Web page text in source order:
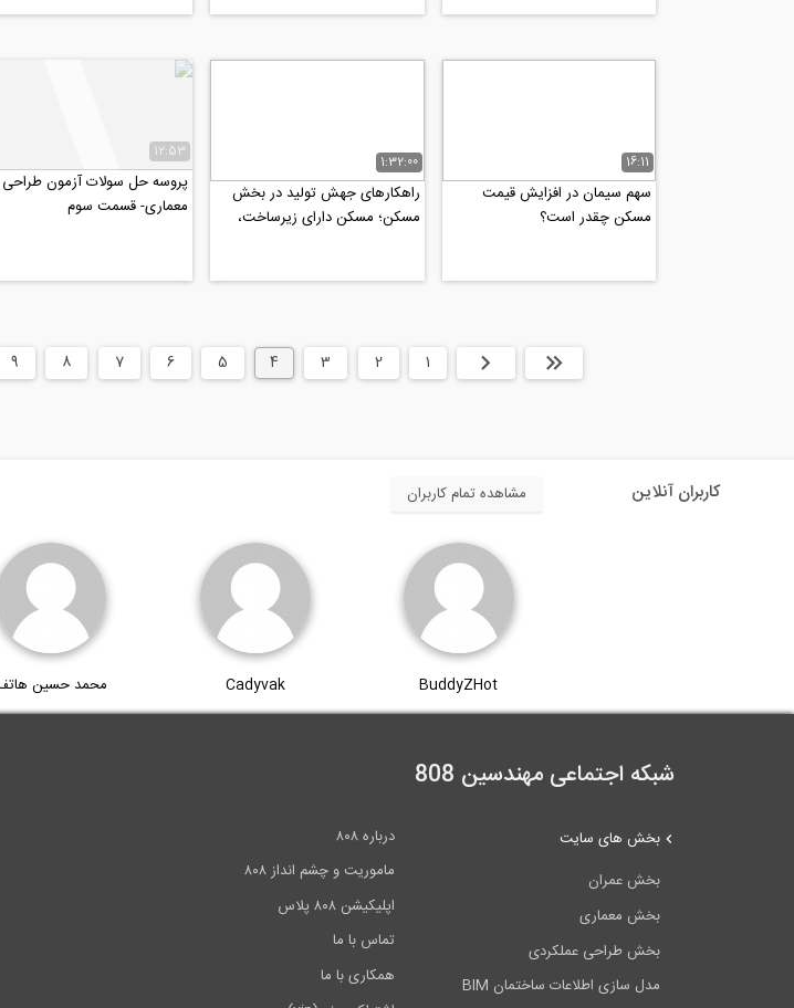
16:11
سهم سیمان در افزایش قیمت
مسکن چقدر است؟
1:32:00
راهکارهای جهش تولید در بخش
مسکن؛ مسکن دارای زیرساخت،
12:53
پروسه حل سولات آزمون طراحی
معماری- قسمت سوم
ابتدا قبلی 1
2
3
4
5
6
7
8
9
کاربران آنلاین مشاهده تمام کاربران
BuddyZHot
Cadyvak محمد حسین
شبکه اجتماعی مهندسین 808
درباره ۸۰۸
ماموریت و چشم انداز ۸۰۸
اپلیکیشن ۸۰۸ پلاس
تماس با ما
همکاری با ما
بخش های سایت
بخش عمران
بخش معماری
بخش طراحی عملکردی
مدل سازی اطلاعات ساختمان BIM